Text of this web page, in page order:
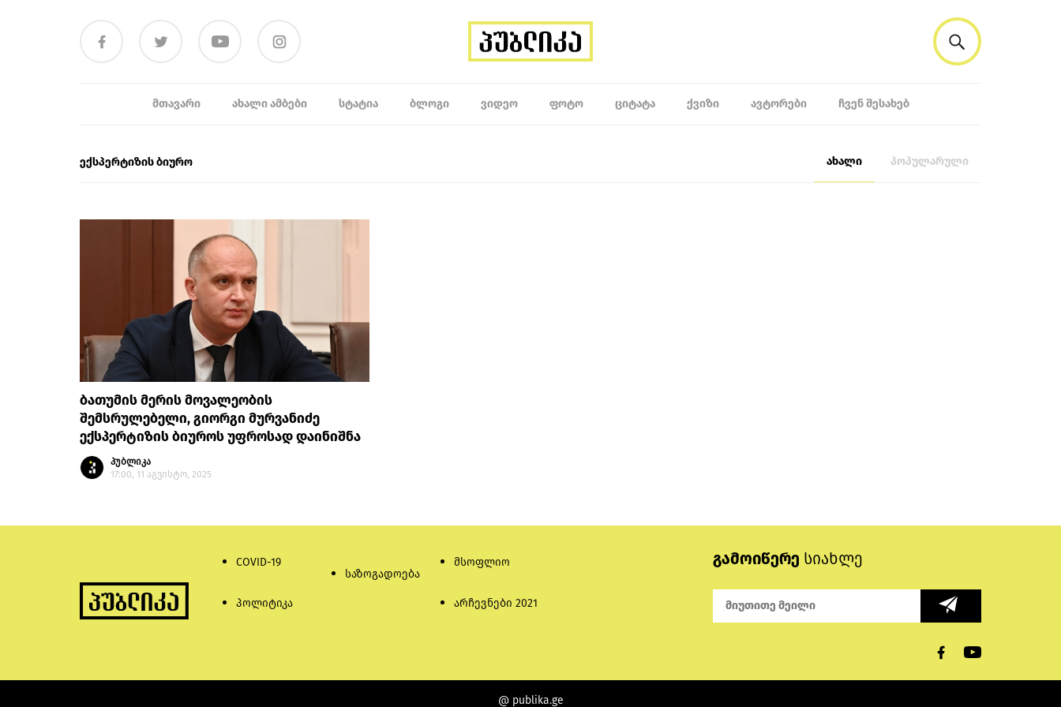
ᲛᲗᲐᲕᲐᲠᲘ ᲐᲮᲐᲚᲘ ᲐᲛᲑᲔᲑᲘ ᲡᲢᲐᲢᲘᲐ ᲑᲚᲝᲒᲘ ᲕᲘᲓᲔᲝ ᲤᲝᲢᲝ ᲪᲘᲢᲐᲢᲐ ᲥᲕᲘᲖᲘ ᲐᲕᲢᲝᲠᲔᲑᲘ ᲩᲕᲔᲜ ᲨᲔᲡᲐᲮᲔᲑ
ექსპერტიზის ბიურო ახალი პოპულარული
ბათუმის მერის მოვალეობის
შემსრულებელი, გიორგი მურვანიძე
ექსპერტიზის ბიუროს უფროსად დაინიშნა
პუბლიკა
17:00, 11 აგვისტო, 2025
COVID-19
პოლიტიკა
საზოგადოება
მსოფლიო
არჩევნები 2021
გამოიწერე სიახლე
@ publika.ge